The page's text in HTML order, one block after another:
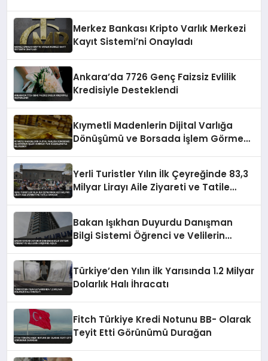
Merkez Bankası Kripto Varlık Merkezi
Kayıt Sistemi’ni Onayladı
Ankara’da 7726 Genç Faizsiz Evlilik
Kredisiyle Desteklendi
Kıymetli Madenlerin Dijital Varlığa
Dönüşümü ve Borsada İşlem Görmesi
Yerli Turistler Yılın İlk Çeyreğinde 83,3
Milyar Lirayı Aile Ziyareti ve Tatile
Bakan Işıkhan Duyurdu Danışman
Bilgi Sistemi Öğrenci ve Velilerin
Türkiye’den Yılın İlk Yarısında 1.2 Milyar
Dolarlık Halı İhracatı
Fitch Türkiye Kredi Notunu BB- Olarak
Teyit Etti Görünümü Durağan